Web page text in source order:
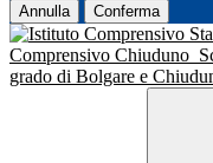
Annulla Conferma
Comprensivo Chiuduno
grado di Bolgare e